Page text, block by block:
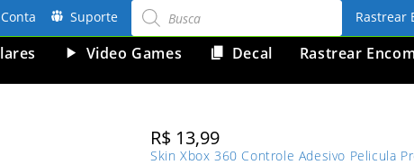
Conta Suporte produtos Rastrear
Video Games Decal Rastrear
R$ 13,99
Skin Xbox 360 Controle Adesivo Pelicula